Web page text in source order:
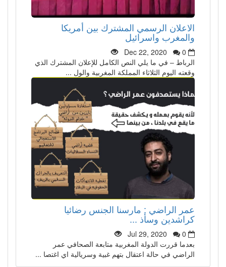
الاعلان الرسمي المشترك بين أمريكا
والمغرب واسرائيل
Dec 22, 2020
0
الرباط – في ما يلي النص الكامل للإعلان المشترك الذي
وقعته اليوم الثلاثاء المملكة المغربية والول ...
عمر الراضي : مارسنا الجنس رضائيا
كراشدين وسأذ ...
Jul 29, 2020
0
بعدما قررت الدولة المغربية متابعة الصحافي عمر
الراضي في حالة اعتقال بتهم غبية وسريالية اي اغتصا ...